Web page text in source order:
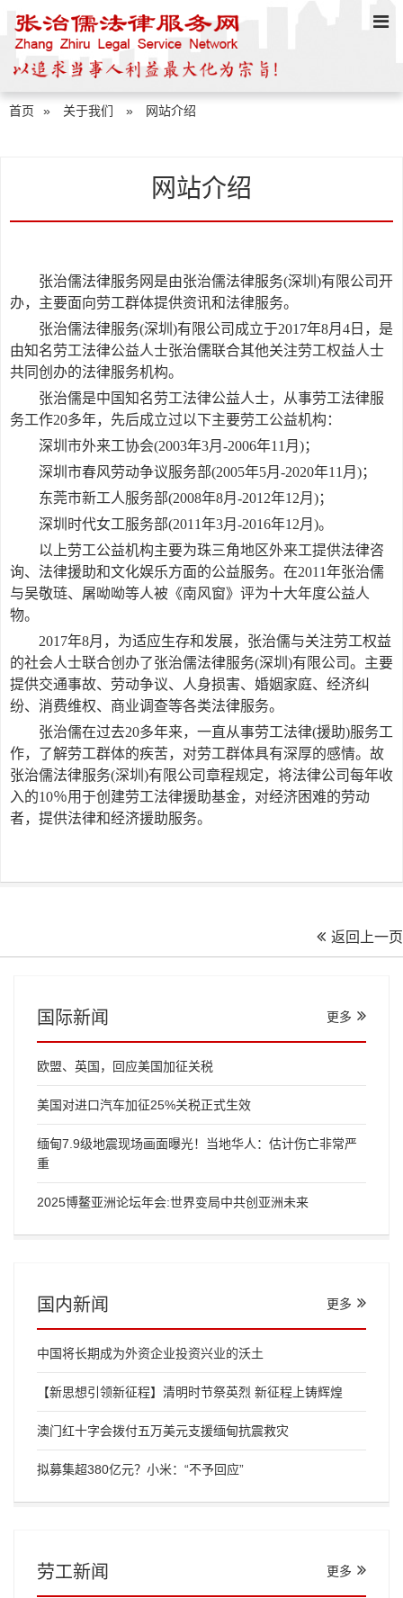
首页 » 关于我们 » 网站介绍
网站介绍
张治儒法律服务网是由张治儒法律服务(深圳)有限公司开
办，主要面向劳工群体提供资讯和法律服务。
张治儒法律服务(深圳)有限公司成立于201 7年8月 4 日，是
由知名劳工法律公益人士张治儒联合其他关注劳工权益人士
共同创办的法律服务机构。
张治儒是中国知名劳工法律公益人士，从事劳工法律服
务工作20多年，先后成立过以下主要劳工公益机构：
深圳市外来工协会(2003年3月-2006年11月 )；
深圳市春风劳动争议服务部(2005年5月-2020年11月 )；
东莞市新工人服务部(2008年8月-2012年12月 )；
深圳时代女工服务部(2011年3月 -2016年12月 )。
以上劳工公益机构主要为珠三角地区外来工提供法律咨
询、法律援助和文化娱乐方面的公益服务。在2011年张治儒
与吴敬琏、屠呦呦等人被《南风窗》评为十大年度公益人
物。
201 7年8月，为适应生存和发展，张治儒与关注劳工权益
的社会人士联合创办了张治儒法律服务(深圳)有限公司。主要
提供交通事故、劳动争议、人身损害、婚姻家庭、经济纠
纷、消费维权、商业调查等各类法律服务。
张治儒在过去20多年来，一直从事劳工法律(援助)服务工
作，了解劳工群体的疾苦，对劳工群体具有深厚的感情。故
张治儒法律服务(深圳)有限公司章程规定，将法律公司每年收
入的10％用于创建劳工法律援助基金， 对经济困难的劳动
者， 提供法律和经济援助服务。
返回上一页
国际新闻 更多
欧盟、英国，回应美国加征关税
美国对进口汽车加征25%关税正式生效
缅甸7.9级地震现场画面曝光！当地华人：估计伤亡非常严
重
2025博鳌亚洲论坛年会:世界变局中共创亚洲未来
国内新闻 更多
中国将长期成为外资企业投资兴业的沃土
【新思想引领新征程】清明时节祭英烈 新征程上铸辉煌
澳门红十字会拨付五万美元支援缅甸抗震救灾
拟募集超380亿元？小米：“不予回应”
劳工新闻 更多